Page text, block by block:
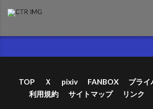
TOP Ｘ pixiv FANBOX
プライ
利用規約
サイトマップ リンク